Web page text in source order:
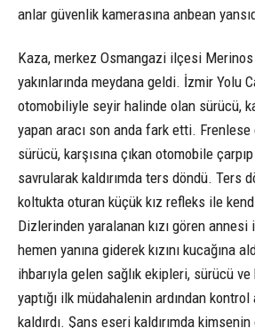
anlar güvenlik kamerasına anbean
Kaza, merkez Osmangazi ilçesi
yakınlarında meydana geldi. İzmir Yolu
otomobiliyle seyir halinde olan sürücü,
yapan aracı son anda fark etti. Frenlese
sürücü, karşısına çıkan otomobile
savrularak kaldırımda ters döndü. Ters
koltukta oturan küçük kız refleks ile
Dizlerinden yaralanan kızı gören annesi
hemen yanına giderek kızını kucağına
ihbarıyla gelen sağlık ekipleri, sürücü ve
yaptığı ilk müdahalenin ardından
kaldırdı. Şans eseri kaldırımda